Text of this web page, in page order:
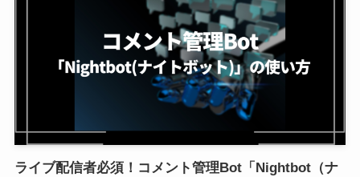
ライブ配信者必須！コメント管理Bot「Nightbot（ナ